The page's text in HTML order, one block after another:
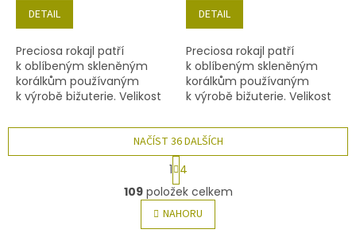
DETAIL
Preciosa rokajl patří
k oblíbeným skleněným
korálkům používaným
k výrobě bižuterie. Velikost
58598, obsah balení 20 g
(cca 1820 ks) nebo níže
uvedené.
DETAIL
Preciosa rokajl patří
k oblíbeným skleněným
korálkům používaným
k výrobě bižuterie. Velikost
67010, obsah balení 20 g
(cca 1820 ks) nebo níže
uvedené.
O
v
l
á
NAČÍST 36 DALŠÍCH
S
t
r
á
n
k
1 4
109položek celkem
NAHORU